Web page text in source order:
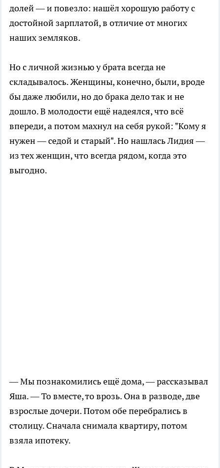
долей — и повезло: нашёл хорошую работу с
достойной зарплатой, в отличие от многих
наших земляков.
Но с личной жизнью у брата всегда не
складывалось. Женщины, конечно, были, вроде
бы даже любили, но до брака дело так и не
дошло. В молодости ещё надеялся, что всё
впереди, а потом махнул на себя рукой: "Кому я
нужен — седой и старый". Но нашлась Лидия —
из тех женщин, что всегда рядом, когда это
выгодно.
— Мы познакомились ещё дома, — рассказывал
Яша. — То вместе, то врозь. Она в разводе, две
взрослые дочери. Потом обе перебрались в
столицу. Сначала снимала квартиру, потом
взяла ипотеку.